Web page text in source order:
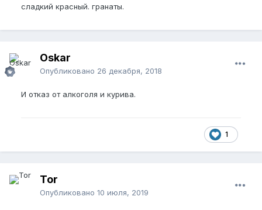
сладкий красный. гранаты.
Oskar
Опубликовано 26 декабря, 2018
И отказ от алкоголя и курива.
1
Tor
Опубликовано 10 июля, 2019